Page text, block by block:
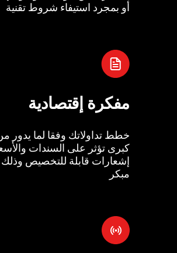
أو بمجرد استيفاء شروط تقنية
مفكرة إقتصادية
خطط تداولاتك وفقا لما يدور
كبرى تؤثر على السندات
إشعارات قابلة للتخصيص
مبكر